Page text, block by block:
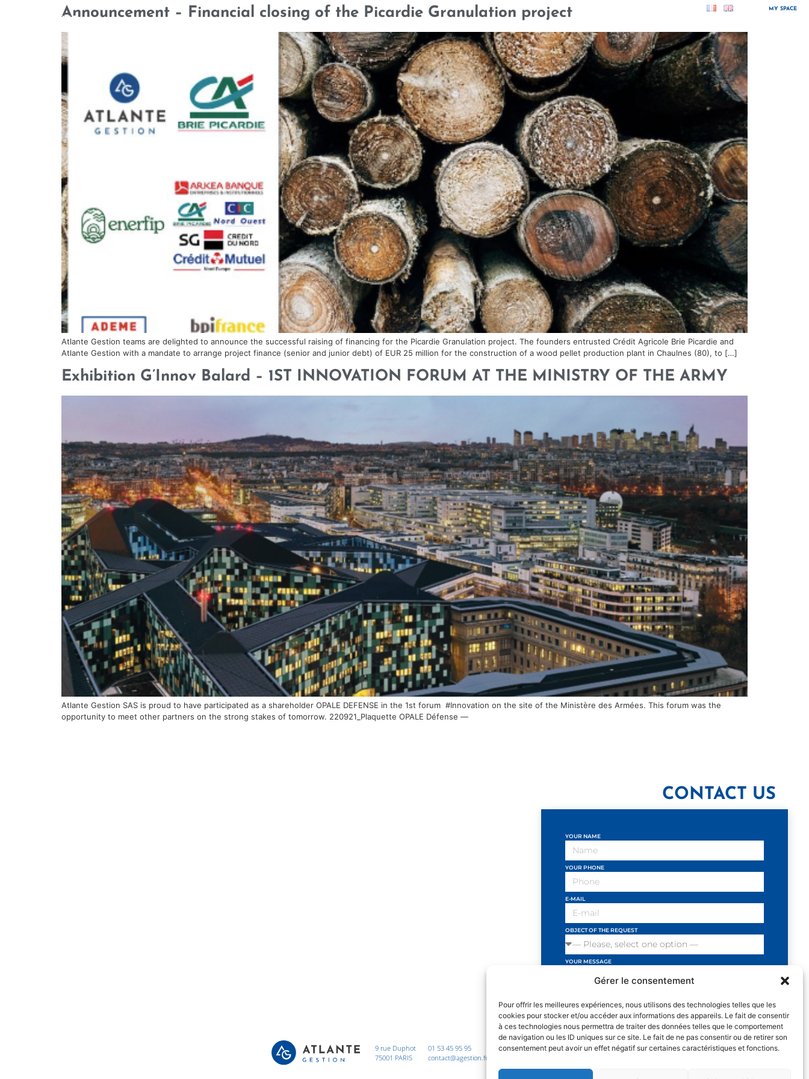
Gérer le consentement
Pour offrir les meilleures expériences, nous utilisons des technologies telles que les
cookies pour stocker et/ou accéder aux informations des appareils. Le fait de consentir
à ces technologies nous permettra de traiter des données telles que le comportement
de navigation ou les ID uniques sur ce site. Le fait de ne pas consentir ou de retirer son
consentement peut avoir un effet négatif sur certaines caractéristiques et fonctions.
MY SPACE
Announcement – Financial closing of the Picardie Granulation project
Atlante Gestion teams are delighted to announce the successful raising of financing for the Picardie Granulation project. The founders entrusted Crédit Agricole Brie Picardie and
Atlante Gestion with a mandate to arrange project finance (senior and junior debt) of EUR 25 million for the construction of a wood pellet production plant in Chaulnes (80), to […]
Exhibition G’Innov Balard – 1ST INNOVATION FORUM AT THE MINISTRY OF THE ARMY
Atlante Gestion SAS is proud to have participated as a shareholder OPALE DEFENSE in the 1st forum #Innovation on the site of the Ministère des Armées. This forum was the
opportunity to meet other partners on the strong stakes of tomorrow. 220921_Plaquette OPALE Défense —
CONTACT US
9 rue Duphot
75001 PARIS
01 53 45 95 95
contact@agestion.fr
YOUR NAME
YOUR PHONE
E-MAIL
OBJECT OF THE REQUEST
YOUR MESSAGE
I have read the general conditions
and I accept the privacy policy